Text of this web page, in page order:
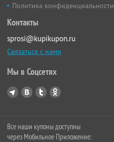
Политика конфиденциальности
Контакты
sprosi@kupikupon.ru
Связаться с нами
Мы в Соцсетях
Все наши купоны доступны
через Мобильное Приложение: